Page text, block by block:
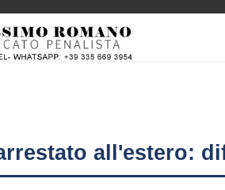
all'estero: